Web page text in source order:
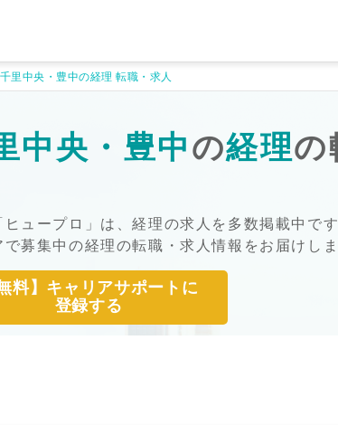
里中央・豊中の経理 転職・求人
中央・豊中の経理の
ュープロ」は、経理の求人を多数掲載中で
募集中の経理の転職・求人情報をお届けしま
無料】キャリアサポートに
登録する